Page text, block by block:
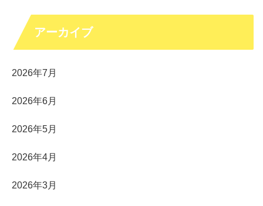
アーカイブ
2026年7月
2026年6月
2026年5月
2026年4月
2026年3月